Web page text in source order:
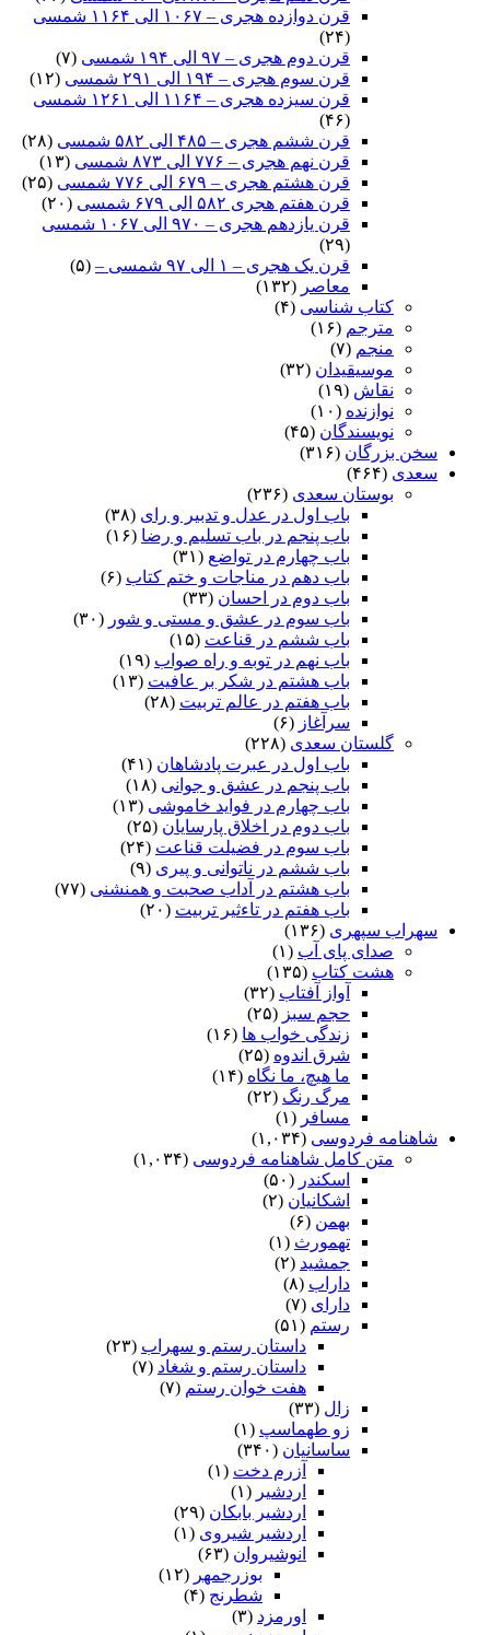
قرن دوازده هجری – ۱۰۶۷ الی ۱۱۶۴ شمسی
(۲۴)
قرن دوم هجری – ۹۷ الی ۱۹۴ شمسی
(۷)
قرن سوم هجری – ۱۹۴ الی ۲۹۱ شمسی
(۱۲)
قرن سیزده هجری – ۱۱۶۴ الی ۱۲۶۱ شمسی
(۴۶)
قرن ششم هجری – ۴۸۵ الی ۵۸۲ شمسی
(۲۸)
قرن نهم هجری – ۷۷۶ الی ۸۷۳ شمسی
(۱۳)
قرن هشتم هجری – ۶۷۹ الی ۷۷۶ شمسی
(۲۵)
قرن هفتم هجری ۵۸۲ الی ۶۷۹ شمسی
(۲۰)
قرن یازدهم هجری – ۹۷۰ الی ۱۰۶۷ شمسی
(۲۹)
قرن یک هجری – ۱ الی ۹۷ شمسی –
(۵)
معاصر (۱۳۲)
کتاب شناسی (۴)
مترجم (۱۶)
منجم (۷)
موسیقیدان (۳۲)
نقاش (۱۹)
نوازنده (۱۰)
نویسندگان (۴۵)
سخن بزرگان (۳۱۶)
سعدی (۴۶۴)
بوستان سعدی (۲۳۶)
باب اول در عدل و تدبیر و رای (۳۸)
باب پنجم در باب تسلیم و رضا (۱۶)
باب چهارم در تواضع (۳۱)
باب دهم در مناجات و ختم کتاب (۶)
باب دوم در احسان (۳۳)
باب سوم در عشق و مستی و شور (۳۰)
باب ششم در قناعت (۱۵)
باب نهم در توبه و راه صواب (۱۹)
باب هشتم در شکر بر عافیت (۱۳)
باب هفتم در عالم تربیت (۲۸)
سرآغاز (۶)
گلستان سعدی (۲۲۸)
باب اول در عبرت پادشاهان (۴۱)
باب پنجم در عشق و جوانى (۱۸)
باب چهارم در فواید خاموشى (۱۳)
باب دوم در اخلاق پارسایان (۲۵)
باب سوم در فضیلت قناعت (۲۴)
باب ششم در ناتوانى و پیرى (۹)
باب هشتم در آداب صحبت و همنشنى (۷۷)
باب هفتم در تاءثیر تربیت (۲۰)
سهراب سپهری (۱۳۶)
صدای پای آب (۱)
هشت کتاب (۱۳۵)
آواز آفتاب (۳۲)
حجم سبز (۲۵)
زندگی خواب ها (۱۶)
شرق اندوه (۲۵)
ما هیچ، ما نگاه (۱۴)
مرگ رنگ (۲۲)
مسافر (۱)
شاهنامه فردوسی (۱,۰۳۴)
متن کامل شاهنامه فردوسی (۱,۰۳۴)
اسکندر (۵۰)
اشکانیان (۲)
بهمن (۶)
تهمورث (۱)
جمشید (۲)
داراب (۸)
دارای (۷)
رستم (۵۱)
داستان رستم و سهراب (۲۳)
داستان رستم و شغاد (۷)
هفت خوان رستم‏ (۷)
زال (۳۳)
زو طهماسپ‏ (۱)
ساسانیان (۳۴۰)
آزرم دخت (۱)
اردشیر (۱)
اردشیر بابکان (۲۹)
اردشیر شیروی (۱)
انوشیروان (۶۳)
بوزرجمهر (۱۲)
شطرنج (۴)
اورمزد (۳)